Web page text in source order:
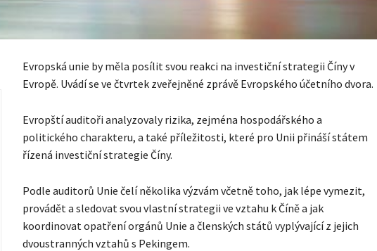
Evropská unie by měla posílit svou reakci na investiční strategii Číny v
Evropě. Uvádí se ve čtvrtek zveřejněné zprávě Evropského účetního dvora.
Evropští auditoři analyzovaly rizika, zejména hospodářského a
politického charakteru, a také příležitosti, které pro Unii přináší státem
řízená investiční strategie Číny.
Podle auditorů Unie čelí několika výzvám včetně toho, jak lépe vymezit,
provádět a sledovat svou vlastní strategii ve vztahu k Číně a jak
koordinovat opatření orgánů Unie a členských států vyplývající z jejich
dvoustranných vztahů s Pekingem.